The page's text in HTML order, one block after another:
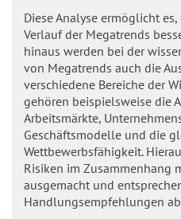
Diese Analyse ermöglicht
Verlauf der Megatrends
hinaus werden bei der
von Megatrends auch die
verschiedene Bereiche der
gehören beispielsweise die
Arbeitsmärkte,
Geschäftsmodelle und die
Wettbewerbsfähigkeit.
Risiken im Zusammenhang
ausgemacht und
Handlungsempfehlungen